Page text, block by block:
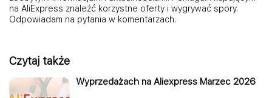
na AliExpress znaleźć korzystne oferty i wygrywać spory.
Odpowiadam na pytania w komentarzach.
Czytaj także
Wyprzedażach na Aliexpress Marzec 2026